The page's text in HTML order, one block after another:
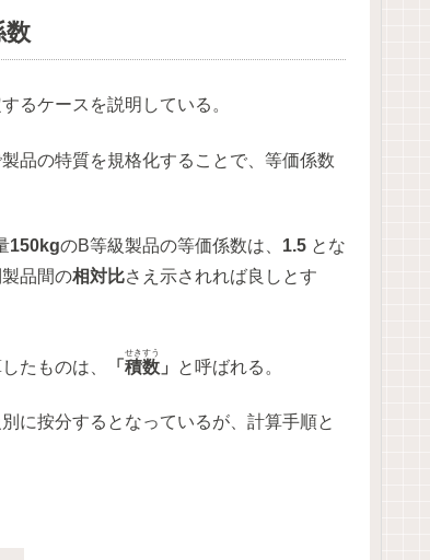
数
るケースを説明している。
品の特質を規格化することで、等価係数
150kgのB等級製品の等価係数は、 1.5 とな
品間の相対比さえ示されれば良しとす
たものは、 「 積数
せきすう
」 と呼ばれる。
に按分するとなっているが、計算手順と